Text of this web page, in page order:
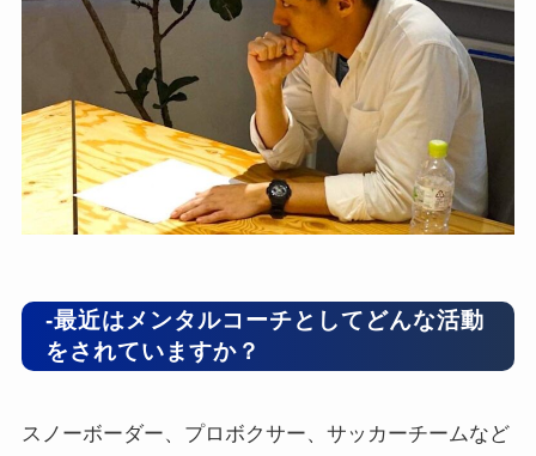
-最近はメンタルコーチとしてどんな活動
をされていますか？
スノーボーダー、プロボクサー、サッカーチームなど